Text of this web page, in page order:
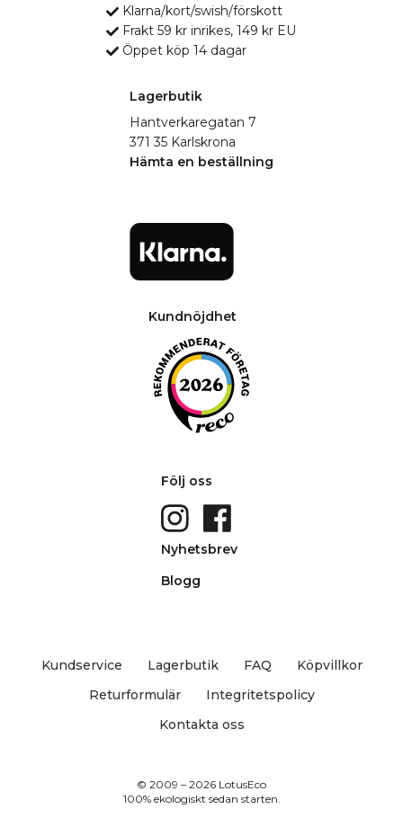
Klarna/kort/swish/förskott
Frakt 59 kr inrikes, 149 kr EU
Öppet köp 14 dagar
Lagerbutik
Hantverkaregatan 7
371 35 Karlskrona
Hämta en beställning
Kundnöjdhet
Följ oss
Nyhetsbrev
Blogg
Kundservice Lagerbutik FAQ
Köpvillkor
Returformulär
Integritetspolicy
Kontakta oss
© 2009 – 2026 LotusEco
100% ekologiskt sedan starten.